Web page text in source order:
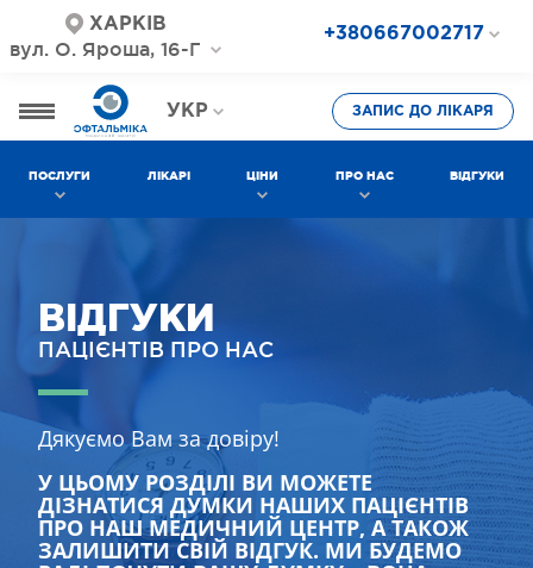
ХАРКІВ
вул. О. Яроша, 16-Г
+380667002717
+380577002717
УКР
РОС
ЗАПИС ДО ЛІКАРЯ
ПОСЛУГИ ЛІКАРІ ЦІНИ ПРО НАС ВІДГУКИ
ВІДГУКИ
ПАЦІЄНТІВ ПРО НАС
Дякуємо Вам за довіру!
У ЦЬОМУ РОЗДІЛІ ВИ МОЖЕТЕ
ДІЗНАТИСЯ ДУМКИ НАШИХ ПАЦІЄНТІВ
ПРО НАШ МЕДИЧНИЙ ЦЕНТР, А ТАКОЖ
ЗАЛИШИТИ СВІЙ ВІДГУК. МИ БУДЕМО